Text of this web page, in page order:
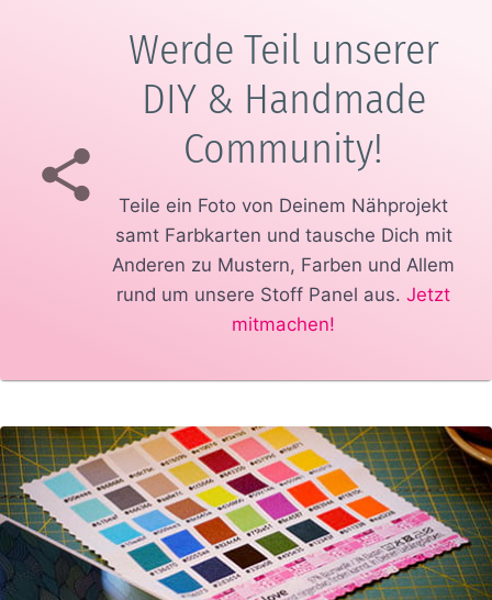
Werde Teil unserer
DIY & Handmade
Community!
Teile ein Foto von Deinem Nähprojekt
samt Farbkarten und tausche Dich mit
Anderen zu Mustern, Farben und Allem
rund um unsere Stoff Panel aus. Jetzt
mitmachen!